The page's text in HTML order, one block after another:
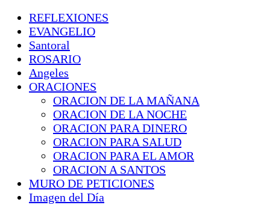
REFLEXIONES
EVANGELIO
Santoral
ROSARIO
Angeles
ORACIONES
ORACION DE LA MAÑANA
ORACION DE LA NOCHE
ORACION PARA DINERO
ORACION PARA SALUD
ORACION PARA EL AMOR
ORACION A SANTOS
MURO DE PETICIONES
Imagen del Día